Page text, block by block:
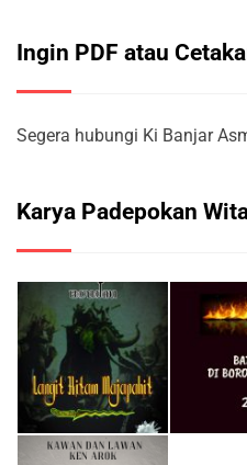
Ingin PDF atau
Segera hubungi Ki Banjar
Karya Padepokan